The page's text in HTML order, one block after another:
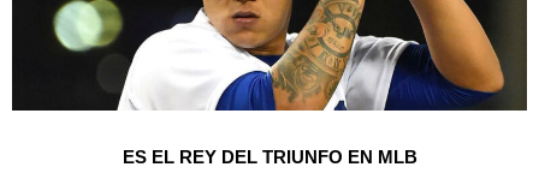
ES EL REY DEL TRIUNFO EN MLB